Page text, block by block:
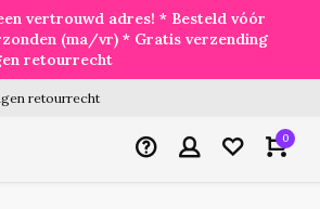
vertrouwd adres! * Besteld vóór
(ma/vr) * Gratis verzending
retourrecht
0